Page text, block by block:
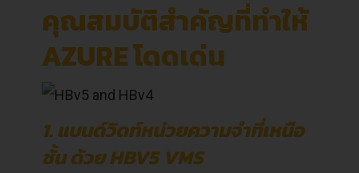
คุณสมบัติสำคัญที่ทำให้
AZURE โดดเด่น
1. แบนด์วิดท์หน่วยความจำที่เหนือ
ชั้น ด้วย HBV5 VMS